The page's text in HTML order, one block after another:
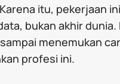
itu, pekerjaan
bukan akhir
menemukan
profesi ini.